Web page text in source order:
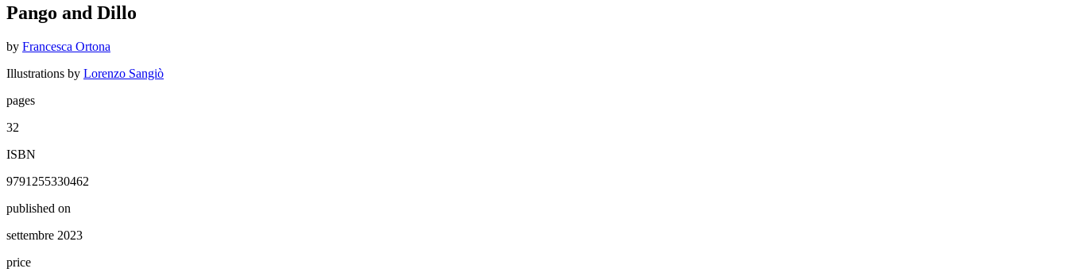
Pango and Dillo
by Francesca Ortona
Illustrations by Lorenzo Sangiò
pages
32
ISBN
9791255330462
published on
settembre 2023
price